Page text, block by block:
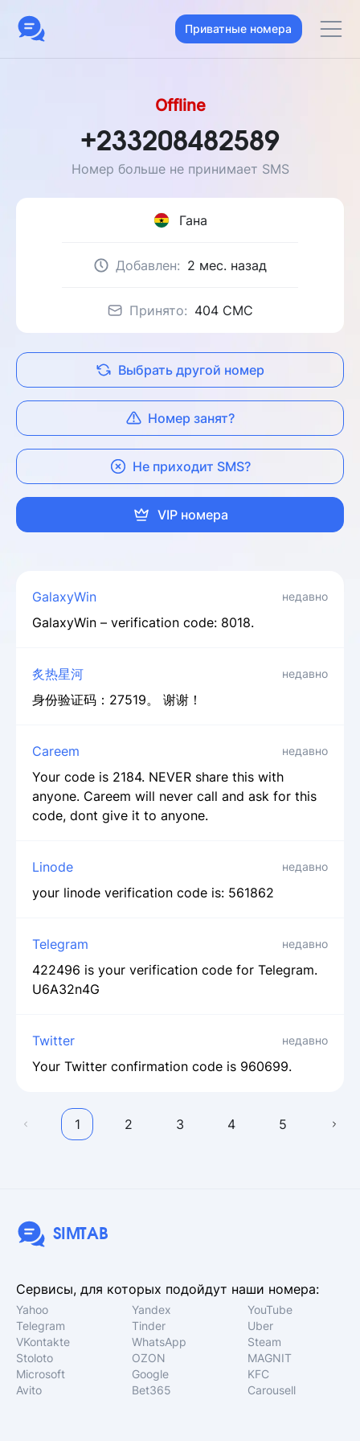
Приватные номера
Offline
+233208482589
Номер больше не принимает SMS
Гана
Добавлен: 2 мес. назад
Принято: 404 CMC
Выбрать другой номер
Номер занят?
Не приходит SMS?
VIP номера
GalaxyWin недавно
GalaxyWin – verification code: 8018.
炙热星河 недавно
身份验证码：27519。 谢谢！
Careem недавно
Your code is 2184. NEVER share this with
anyone. Careem will never call and ask for this
code, dont give it to anyone.
Linode недавно
your linode verification code is: 561862
Telegram недавно
422496 is your verification code for Telegram.
U6A32n4G
Twitter недавно
Your Twitter confirmation code is 960699.
1 2 3 4 5
SIMTAB
Сервисы, для которых подойдут наши номера:
Yahoo Yandex
YouTube
Telegram
Tinder
Uber
VKontakte
WhatsApp
Steam
Stoloto
OZON
MAGNIT
Microsoft
Google
KFC
Avito
Bet365 Carousell